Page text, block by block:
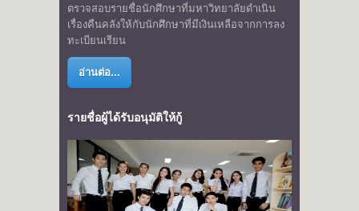
ตรวจสอบรายชื่อนักศึกษาที่มหาวิทยาลัยดำเนิน
เรื่องคืนคลังให้กับนักศึกษาที่มีเงินเหลือจากการลง
ทะเบียนเรียน
อ่านต่อ...
รายชื่อผู้ได้รับอนุมัติให้กู้